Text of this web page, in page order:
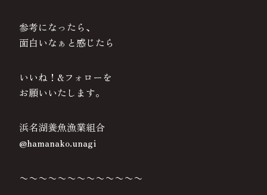
参考になったら、
面白いなぁと感じたら
いいね！&フォローを
お願いいたします。
浜名湖養魚漁業組合
@hamanako.unagi
〜〜〜〜〜〜〜〜〜〜〜〜〜